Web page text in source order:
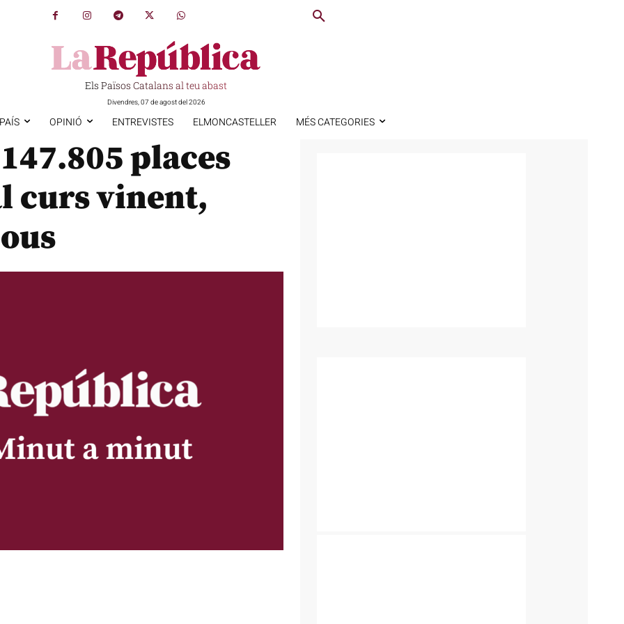
Els Països Catalans al teu abast
Divendres, 07 de agost del 2026
OPINIÓ ENTREVISTES ELMONCASTELLER MÉS CATEGORIES
places
curs vinent,